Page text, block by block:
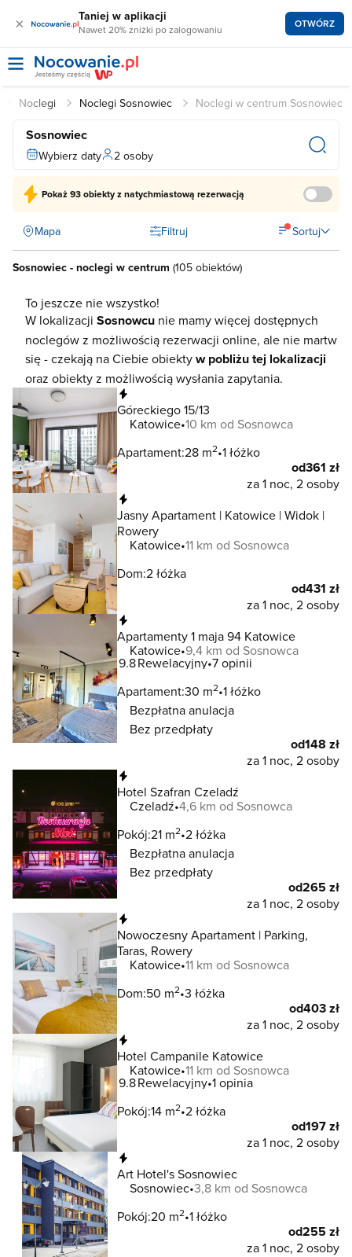
× Taniej w aplikacji
Nawet 20% zniżki po zalogowaniu OTWÓRZ
Noclegi Noclegi Sosnowiec Noclegi w centrum Sosnowiec
Sosnowiec
Wybierz daty 2 osoby
Pokaż93 obiektyz natychmiastową rezerwacją
Mapa Filtruj Sortuj
Sosnowiec - noclegi w centrum (105 obiektów)
To jeszcze nie wszystko!
W lokalizacji Sosnowcu nie mamy więcej dostępnych
noclegów z możliwością rezerwacji online, ale nie martw
się - czekają na Ciebie obiektyw pobliżu tej lokalizacji
oraz obiekty z możliwością wysłania zapytania.
Góreckiego 15/13
Katowice 10 km od Sosnowca
Apartament:28 m2 1 łóżko
od361 zł
za 1 noc, 2 osoby
Jasny Apartament | Katowice | Widok |
Rowery
Katowice 11 km od Sosnowca
Dom:2 łóżka
od431 zł
za 1 noc, 2 osoby
Apartamenty 1 maja 94 Katowice
Katowice 9,4 km od Sosnowca
9.8Rewelacyjny 7 opinii
Apartament:30 m2 1 łóżko
Bezpłatna anulacja
Bez przedpłaty
od148 zł
za 1 noc, 2 osoby
Hotel Szafran Czeladź
Czeladź 4,6 km od Sosnowca
Pokój:21 m2 2 łóżka
Bezpłatna anulacja
Bez przedpłaty
od265 zł
za 1 noc, 2 osoby
Nowoczesny Apartament | Parking,
Taras, Rowery
Katowice 11 km od Sosnowca
Dom:50 m2 3 łóżka
od403 zł
za 1 noc, 2 osoby
Hotel Campanile Katowice
Katowice 11 km od Sosnowca
9.8Rewelacyjny 1 opinia
Pokój:14 m2 2 łóżka
od197 zł
za 1 noc, 2 osoby
Art Hotel's Sosnowiec
Sosnowiec 3,8 km od Sosnowca
Pokój:20 m2 1 łóżko
od255 zł
za 1 noc, 2 osoby